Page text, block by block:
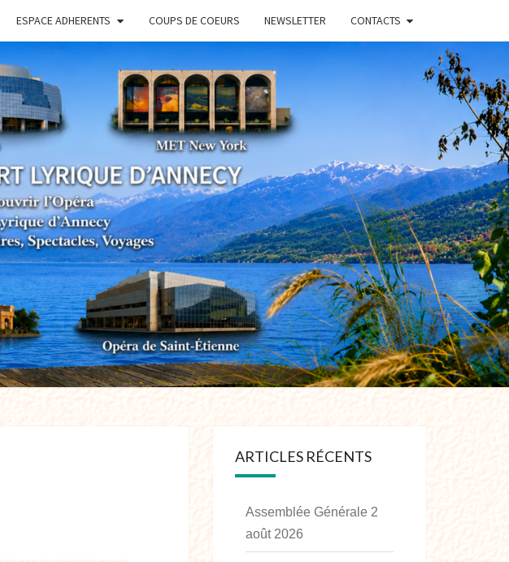
ESPACE ADHERENTS COUPS DE COEURS NEWSLETTER CONTACTS
ARTICLES RÉCENTS
Assemblée Générale 2
août 2026